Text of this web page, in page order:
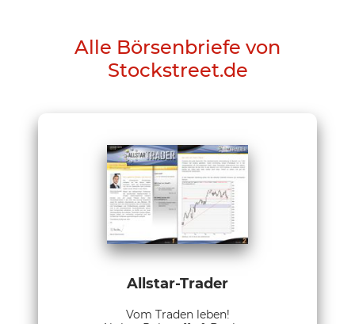
Alle Börsenbriefe von
Stockstreet.de
Allstar-Trader
Vom Traden leben!